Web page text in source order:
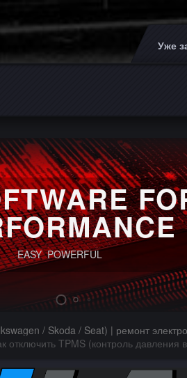
Уже
EASY POWERFUL
/ Skoda / Seat) | ремонт